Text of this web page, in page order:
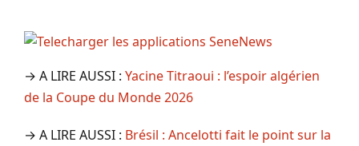
→ A LIRE AUSSI : Yacine Titraoui : l’espoir algérien
de la Coupe du Monde 2026
→ A LIRE AUSSI : Brésil : Ancelotti fait le point sur la